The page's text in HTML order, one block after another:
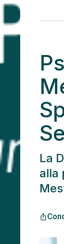
La
alla
ios_share